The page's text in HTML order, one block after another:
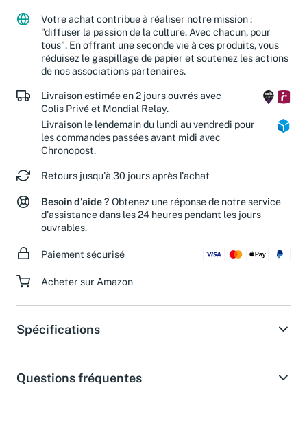
Votre achat contribue à réaliser notre mission :
"diffuser la passion de la culture. Avec chacun, pour
tous". En offrant une seconde vie à ces produits, vous
réduisez le gaspillage de papier et soutenez les actions
de nos associations partenaires.
Livraison estimée en 2 jours ouvrés avec
Colis Privé et Mondial Relay.
Livraison le lendemain du lundi au vendredi pour
les commandes passées avant midi avec
Chronopost.
Retours jusqu'à 30 jours après l'achat
Besoin d'aide ? Obtenez une réponse de notre service
d'assistance dans les 24 heures pendant les jours
ouvrables.
Paiement sécurisé
Acheter sur Amazon
Spécifications
Questions fréquentes